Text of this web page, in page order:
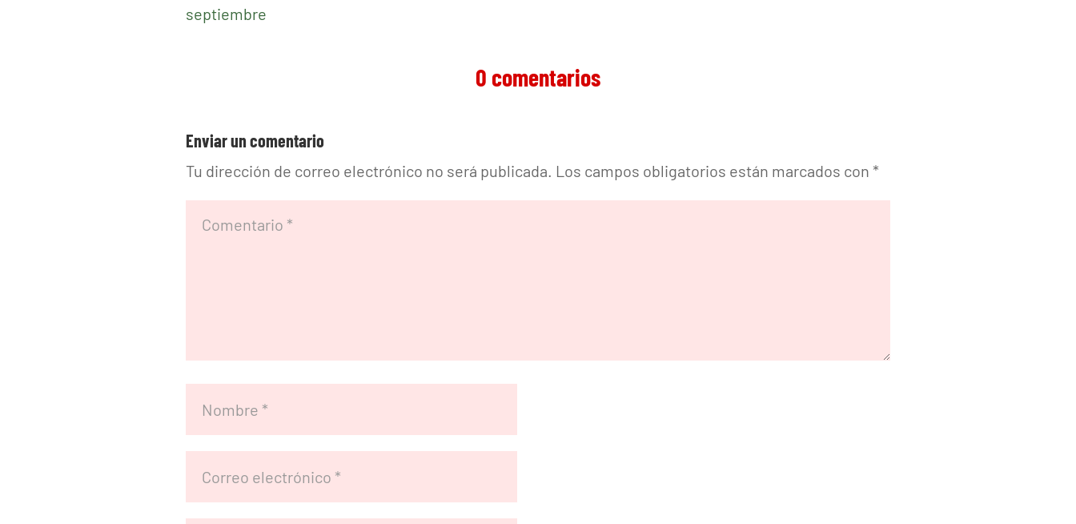
septiembre
0 comentarios
Enviar un comentario
Tu dirección de correo electrónico no será publicada. Los campos obligatorios están marcados con *